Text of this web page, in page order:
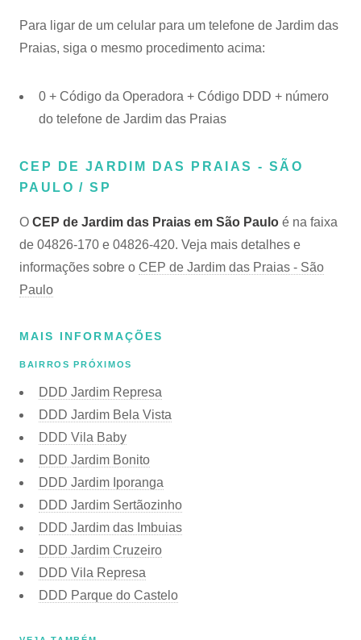
Para ligar de um celular para um telefone de Jardim das
Praias, siga o mesmo procedimento acima:
0 + Código da Operadora + Código DDD + número
do telefone de Jardim das Praias
CEP DE JARDIM DAS PRAIAS - SÃO
PAULO / SP
O CEP de Jardim das Praias em São Paulo é na faixa
de 04826-170 e 04826-420. Veja mais detalhes e
informações sobre o CEP de Jardim das Praias - São
Paulo
MAIS INFORMAÇÕES
BAIRROS PRÓXIMOS
DDD Jardim Represa
DDD Jardim Bela Vista
DDD Vila Baby
DDD Jardim Bonito
DDD Jardim Iporanga
DDD Jardim Sertãozinho
DDD Jardim das Imbuias
DDD Jardim Cruzeiro
DDD Vila Represa
DDD Parque do Castelo